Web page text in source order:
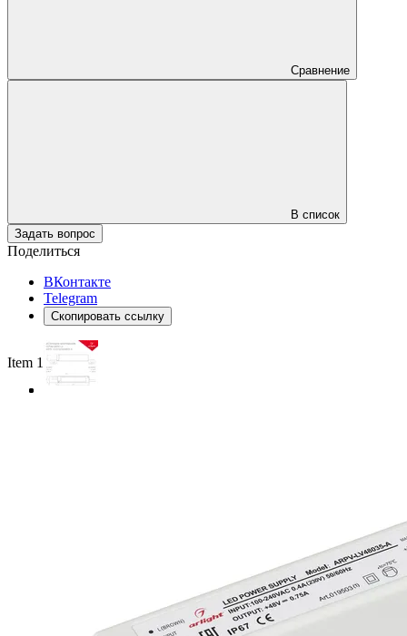
Сравнение
В список
Задать вопрос
Поделиться
ВКонтакте
Telegram
Скопировать ссылку
Item 1 of 3